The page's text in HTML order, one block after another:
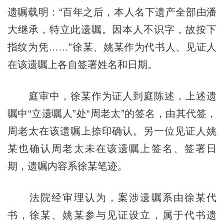
遗嘱载明：“百年之后，本人名下遗产全部由潘
大继承，特立此遗嘱。因本人不识字，故按下
指纹为凭……”徐某、姚某作为代书人、见证人
在该遗嘱上各自签署姓名和日期。
庭审中，徐某作为证人到庭陈述，上述遗
嘱中“立遗嘱人”处“周老太”的签名，由其代签，
周老太在该遗嘱上捺印确认。另一位见证人姚
某也确认周老太未在该遗嘱上签名、签署日
期，遗嘱内容系徐某笔迹。
法院经审理认为，案涉遗嘱系由徐某代
书，徐某、姚某参与见证设立，属于代书遗